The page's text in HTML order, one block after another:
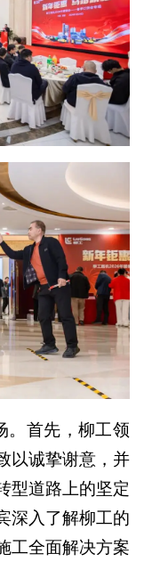
。首先，柳工领
以诚挚谢意，并
型道路上的坚定
深入了解柳工的
工全面解决方案